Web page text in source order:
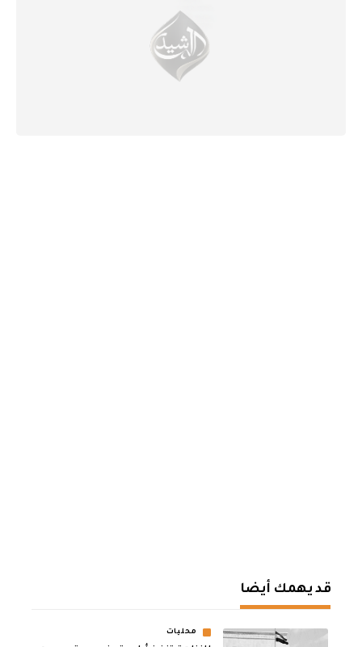
قد يهمك أيضا
محليات